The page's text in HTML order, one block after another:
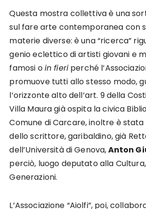
Questa mostra collettiva è una
sul fare arte contemporanea con
materie diverse: è una “ricerca”
genio eclettico di artisti giovani e
famosi oin fieri perché
promuove tutti allo stesso modo,
l’orizzonte alto dell’art. 9 della
Villa Maura già ospita la civica
Comune di Carcare, inoltre è stata
dello scrittore, garibaldino, già
dell’Università di Genova,Anton
perciò, luogo deputato alla
Generazioni.
L’Associazione “Aiolfi”, poi,